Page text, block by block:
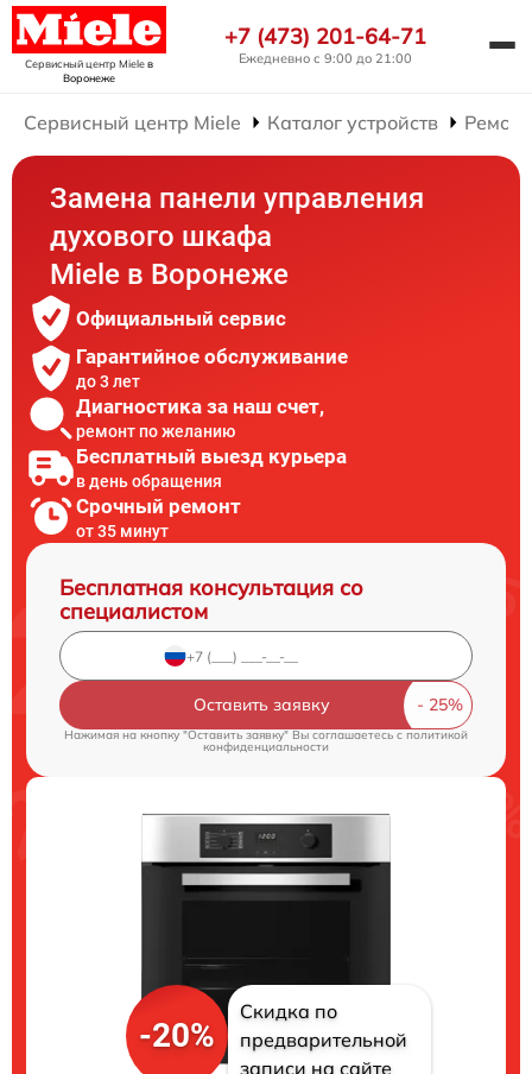
Сервисный центр Mieleв
Воронеже
+7 (473) 201-64-71
Ежедневно с 9:00 до 21:00
Сервисный центр Miele Каталог устройств
Замена панели управления
духового шкафа
Miele в Воронеже
Официальный сервис
Гарантийное обслуживание
до 3 лет
Диагностика за наш счет,
ремонт по желанию
Бесплатный выезд курьера
в день обращения
Срочный ремонт
от 35 минут
Бесплатная консультация со
специалистом
Оставить заявку
Нажимая на кнопку "Оставить заявку" Вы соглашаетесь cполитикой
конфиденциальности
-20%
Скидка по
предварительной
записи на сайте